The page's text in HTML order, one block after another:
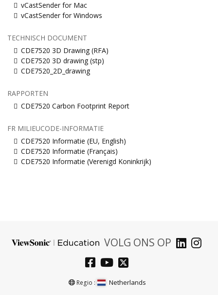
vCastSender for Mac
vCastSender for Windows
TECHNISCH DOCUMENT
CDE7520 3D Drawing (RFA)
CDE7520 3D drawing (stp)
CDE7520_2D_drawing
RAPPORTEN
CDE7520 Carbon Footprint Report
FR MILIEUCODE-INFORMATIE
CDE7520 Informatie (EU, English)
CDE7520 Informatie (Français)
CDE7520 Informatie (Verenigd Koninkrijk)
VOLG ONS OP
Regio : Netherlands